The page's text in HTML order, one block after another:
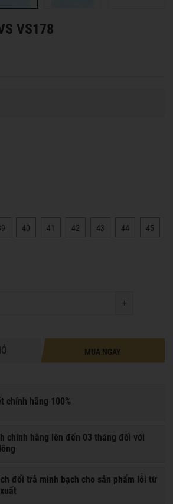
VS178
40 41 42 43 44 45
+
MUA NGAY
chính hãng 100%
chính hãng lên đến 03 tháng đối với
đổi trả minh bạch cho sản phẩm lỗi từ